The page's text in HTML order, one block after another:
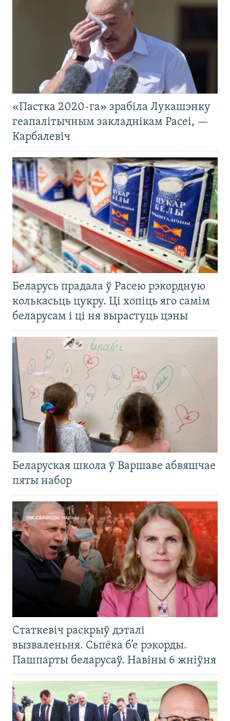
«Пастка 2020-га» зрабіла Лукашэнку
геапалітычным закладнікам Расеі, —
Карбалевіч
Беларусь прадала ў Расею рэкордную
колькасьць цукру. Ці хопіць яго самім
беларусам і ці ня вырастуць цэны
Беларуская школа ў Варшаве абвяшчае
пяты набор
Статкевіч раскрыў дэталі
вызваленьня. Сьпёка б’е рэкорды.
Пашпарты беларусаў. Навіны 6 жніўня